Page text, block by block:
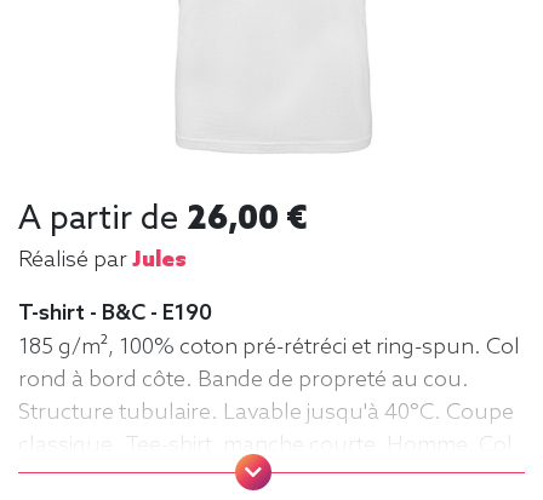
A partir de 26,00 €
Réalisé parJules
T-shirt - B&C - E190
185 g/m², 100% coton pré-rétréci et ring-spun. Col
rond à bord côte. Bande de propreté au cou.
Structure tubulaire. Lavable jusqu'à 40°C. Coupe
classique. Tee-shirt, manche courte, Homme, Col
rond, B&C